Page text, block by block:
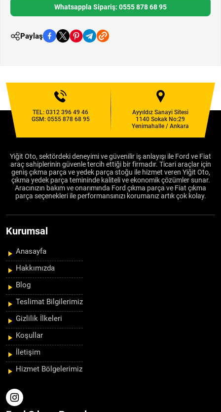
Whatsappla Sipariş: 0555 878 68 95
Paylaş
TEL:0312 396 49 46
GSM: 0555 878 68 95
Ayyıldız Sanayi Sitesi
1140 Sokak No:29
Yenimahalle / Ankara
Yiğit Oto, sektördeki deneyimi ve güvenilir iş anlayışı ile Ford ve Fiat
araç sahiplerinin güvenle tercih ettiği bir firmadır. Ticari araçlar için
geniş çıkma parça ve yedek parça stoğu ile hizmet veren Yiğit Oto,
çıkma yedek parça temininde kaliteli ve ekonomik çözümler sunar.
Aracınızın bakım ve onarımında Ford çıkma parça ve Fiat çıkma
parça seçenekleri ile performansınızı korumanız artık çok kolay.
Kurumsal
Anasayfa
Hakkımızda
Blog
Teslimat Bilgilerimiz
Gizlilik İlkeleri
Koşullar
İletişim
Hizmet Bölgelerimiz